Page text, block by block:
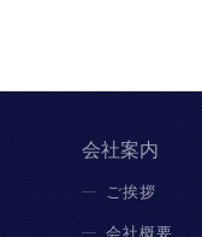
会社案内
ご挨拶
会社概要